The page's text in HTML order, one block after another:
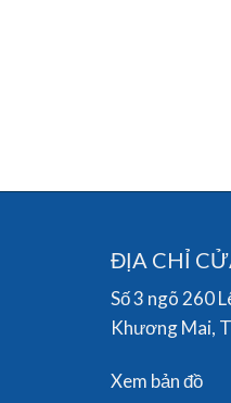
ĐỊA CHỈ
Số 3 ngõ 260
Khương Mai,
Xem bản đồ